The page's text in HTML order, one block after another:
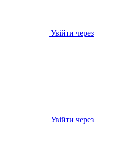
Увійти через
Увійти через